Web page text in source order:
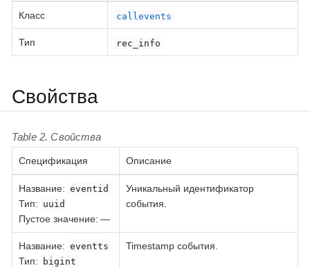
Класс callevents
Тип rec_info
Свойства
Table 2. Свойства
Спецификация Описание
Название: eventid
Тип: uuid
Пустое значение: —
Уникальный идентификатор
события.
Название: eventts
Тип: bigint
Timestamp события.